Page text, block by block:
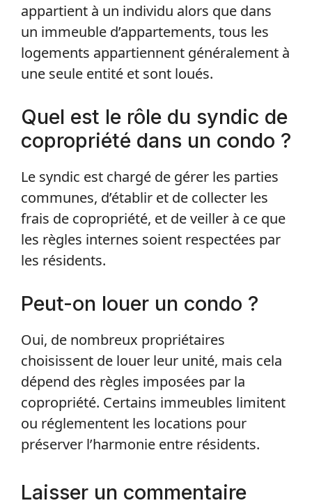
appartient à un individu alors que dans
un immeuble d’appartements, tous les
logements appartiennent généralement à
une seule entité et sont loués.
Quel est le rôle du syndic de
copropriété dans un condo ?
Le syndic est chargé de gérer les parties
communes, d’établir et de collecter les
frais de copropriété, et de veiller à ce que
les règles internes soient respectées par
les résidents.
Peut-on louer un condo ?
Oui, de nombreux propriétaires
choisissent de louer leur unité, mais cela
dépend des règles imposées par la
copropriété. Certains immeubles limitent
ou réglementent les locations pour
préserver l’harmonie entre résidents.
Laisser un commentaire